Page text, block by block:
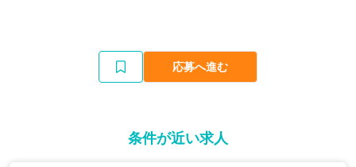
応募へ進む
条件が近い求人